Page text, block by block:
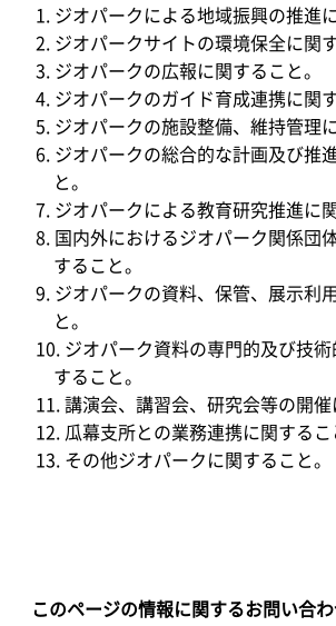
ジオパークによる地域振興の推進
ジオパークサイトの環境保全に関
ジオパークの広報に関すること。
ジオパークのガイド育成連携に関
ジオパークの施設整備、維持管理
ジオパークの総合的な計画及び推
と。
ジオパークによる教育研究推進に
国内外におけるジオパーク関係団
すること。
ジオパークの資料、保管、展示利
と。
ジオパーク資料の専門的及び技
すること。
講演会、講習会、研究会等の開催
瓜幕支所との業務連携に関するこ
その他ジオパークに関すること。
このページの情報に関するお問い合